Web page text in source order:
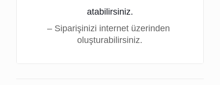
atabilirsiniz.
– Siparişinizi internet üzerinden
oluşturabilirsiniz.